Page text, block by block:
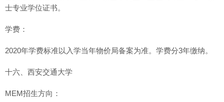
士专业学位证书。
学费：
2020年学费标准以入学当年物价局备案为准。学费分3年缴纳。
十六、西安交通大学
MEM招生方向：